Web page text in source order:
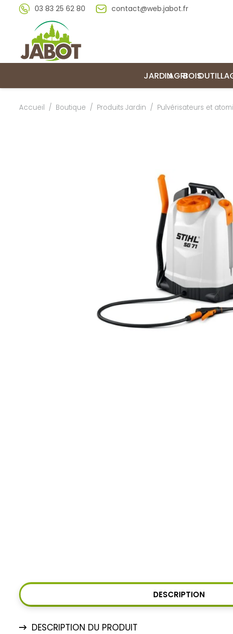
03 83 25 62 80 contact@web.jabot.fr
JARDINAGRIBOIS
Accueil / Boutique / Produits Jardin / Pulvérisateurs et
DESCRIPTION
DESCRIPTION DU PRODUIT